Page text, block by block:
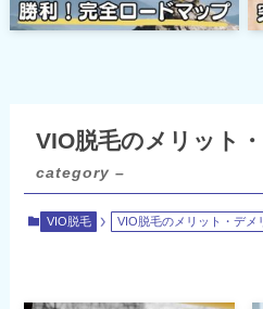
VIO脱毛のメリット
category –
VIO脱毛 VIO脱毛のメリット・デメ